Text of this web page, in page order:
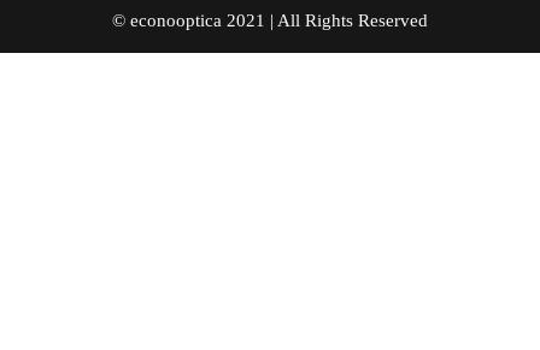
© econooptica 2021 | All Rights Reserved